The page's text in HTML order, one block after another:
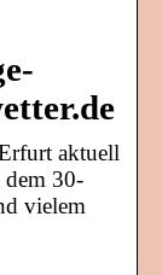
aktuell
30-
vielem